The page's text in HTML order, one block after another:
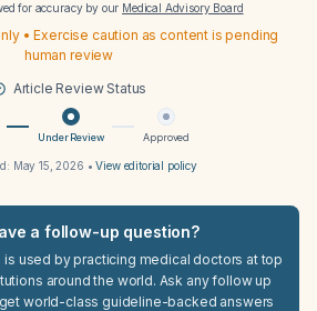
for accuracy by our Medical Advisory Board
• Exercise caution as content is pending
human review
Article Review Status
Under Review Approved
May 15, 2026 •View editorial policy
a follow-up question?
is used by practicing medical doctors at top
around the world. Ask any follow up
world-class guideline-backed answers